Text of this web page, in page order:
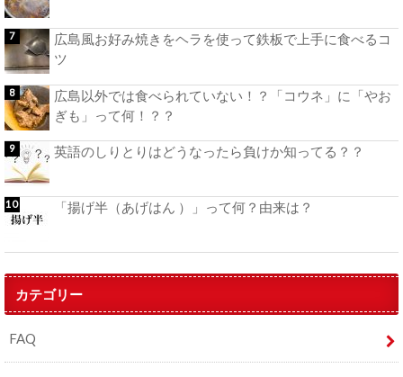
広島風お好み焼きをヘラを使って鉄板で上手に食べるコ
ツ
広島以外では食べられていない！？「コウネ」に「やお
ぎも」って何！？？
英語のしりとりはどうなったら負けか知ってる？？
「揚げ半（あげはん ）」って何？由来は？
カテゴリー
FAQ